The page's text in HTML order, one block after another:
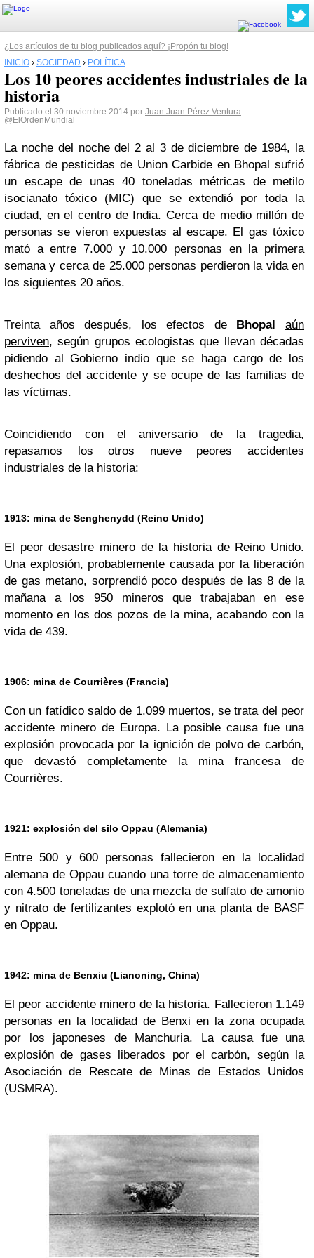
¿Los artículos de tu blog publicados aquí? ¡Propón tu blog!
INICIO › SOCIEDAD › POLÍTICA
Los 10 peores accidentes industriales de la
historia
Publicado el 30 noviembre 2014 por Juan Juan Pérez Ventura
@ElOrdenMundial
La noche del noche del 2 al 3 de diciembre de 1984, la
fábrica de pesticidas de Union Carbide en Bhopal sufrió
un escape de unas 40 toneladas métricas de metilo
isocianato tóxico (MIC) que se extendió por toda la
ciudad, en el centro de India. Cerca de medio millón de
personas se vieron expuestas al escape. El gas tóxico
mató a entre 7.000 y 10.000 personas en la primera
semana y cerca de 25.000 personas perdieron la vida en
los siguientes 20 años.
Treinta años después, los efectos de Bhopal
aún
perviven, según grupos ecologistas que llevan décadas
pidiendo al Gobierno indio que se haga cargo de los
deshechos del accidente y se ocupe de las familias de
las víctimas.
Coincidiendo con el aniversario de la tragedia,
repasamos los otros nueve peores accidentes
industriales de la historia:
1913: mina de Senghenydd (Reino Unido)
El peor desastre minero de la historia de Reino Unido.
Una explosión, probablemente causada por la liberación
de gas metano, sorprendió poco después de las 8 de la
mañana a los 950 mineros que trabajaban en ese
momento en los dos pozos de la mina, acabando con la
vida de 439.
1906: mina de Courrières (Francia)
Con un fatídico saldo de 1.099 muertos, se trata del peor
accidente minero de Europa. La posible causa fue una
explosión provocada por la ignición de polvo de carbón,
que devastó completamente la mina francesa de
Courrières.
1921: explosión del silo Oppau (Alemania)
Entre 500 y 600 personas fallecieron en la localidad
alemana de Oppau cuando una torre de almacenamiento
con 4.500 toneladas de una mezcla de sulfato de amonio
y nitrato de fertilizantes explotó en una planta de BASF
en Oppau.
1942: mina de Benxiu (Lianoning, China)
El peor accidente minero de la historia. Fallecieron 1.149
personas en la localidad de Benxi en la zona ocupada
por los japoneses de Manchuria. La causa fue una
explosión de gases liberados por el carbón, según la
Asociación de Rescate de Minas de Estados Unidos
(USMRA).